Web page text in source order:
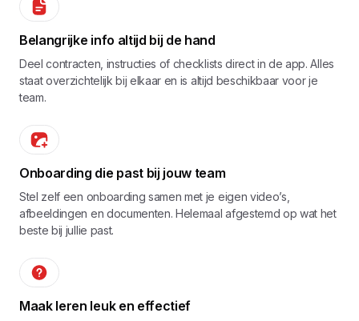
Belangrijke info altijd bij de hand
Deel contracten, instructies of checklists direct in de app. Alles
staat overzichtelijk bij elkaar en is altijd beschikbaar voor je
team.
Onboarding die past bij jouw team
Stel zelf een onboarding samen met je eigen video’s,
afbeeldingen en documenten. Helemaal afgestemd op wat het
beste bij jullie past.
Maak leren leuk en effectief